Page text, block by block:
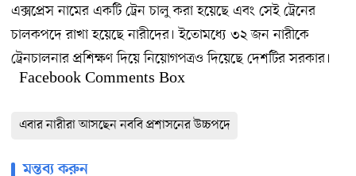
এক্সপ্রেস নামের একটি ট্রেন চালু করা হয়েছে এবং সেই ট্রেনের
চালকপদে রাখা হয়েছে নারীদের। ইতোমধ্যে ৩২ জন নারীকে
ট্রেনচালনার প্রশিক্ষণ দিয়ে নিয়োগপত্রও দিয়েছে দেশটির সরকার।
Facebook Comments Box
এবার নারীরা আসছেন নববি প্রশাসনের উচ্চপদে
মন্তব্য করুন